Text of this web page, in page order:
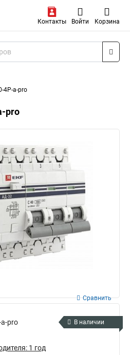
Контакты Войти Корзина
4P-a-pro
pro
a-pro
Сравнить
В наличии
1 год